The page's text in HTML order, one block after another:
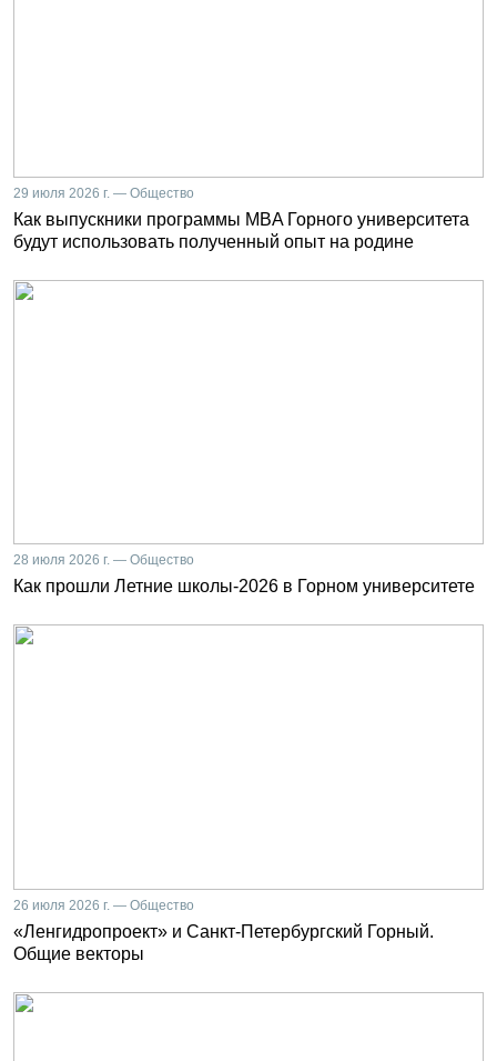
29 июля 2026 г. — Общество
Как выпускники программы MBA Горного университета
будут использовать полученный опыт на родине
28 июля 2026 г. — Общество
Как прошли Летние школы-2026 в Горном университете
26 июля 2026 г. — Общество
«Ленгидропроект» и Санкт-Петербургский Горный.
Общие векторы